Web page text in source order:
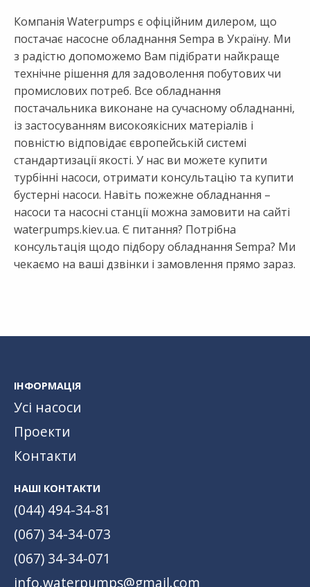
Компанія Waterpumps є офіційним дилером, що
постачає насосне обладнання Sempa в Україну. Ми
з радістю допоможемо Вам підібрати найкраще
технічне рішення для задоволення побутових чи
промислових потреб. Все обладнання
постачальника виконане на сучасному обладнанні,
із застосуванням високоякісних матеріалів і
повністю відповідає європейській системі
стандартизації якості. У нас ви можете купити
турбінні насоси, отримати консультацію та купити
бустерні насоси. Навіть пожежне обладнання –
насоси та насосні станції можна замовити на сайті
waterpumps.kiev.ua. Є питання? Потрібна
консультація щодо підбору обладнання Sempa? Ми
чекаємо на ваші дзвінки і замовлення прямо зараз.
ІНФОРМАЦІЯ
Усі насоси
Проекти
Контакти
НАШІ КОНТАКТИ
(044) 494-34-81
(067) 34-34-073
(067) 34-34-071
info.waterpumps@gmail.com